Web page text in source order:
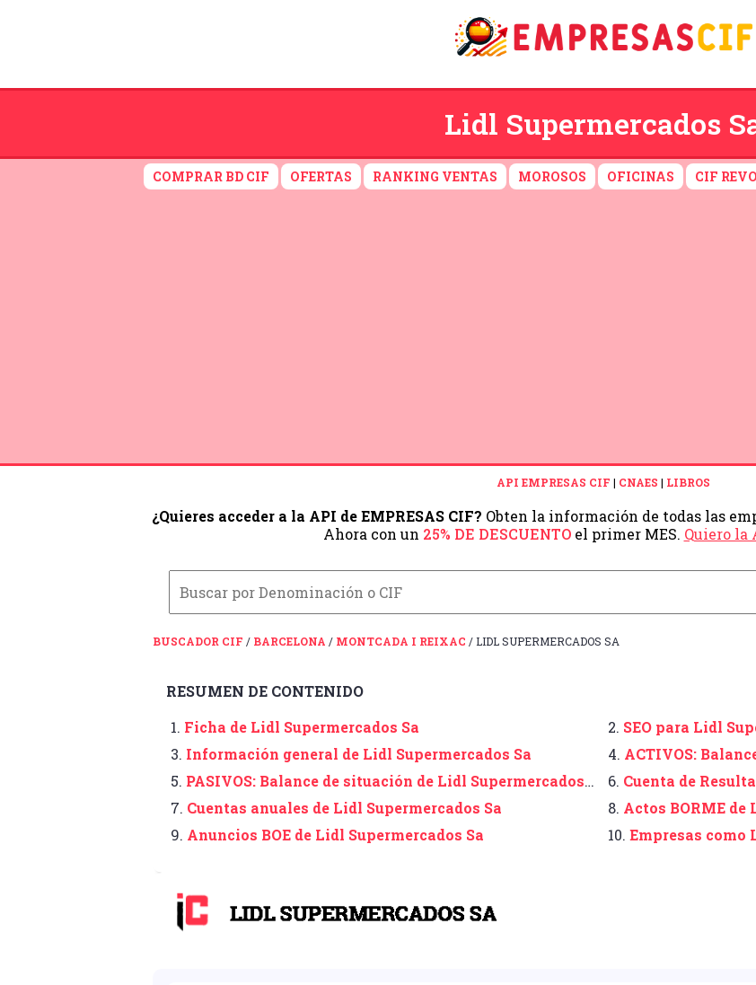
Lidl Supermercados
COMPRAR BD CIF OFERTAS RANKING VENTAS MOROSOS OFICINAS CIF
API EMPRESAS CIF | CNAES | LIBROS
¿Quieres acceder a la API de EMPRESAS CIF? Obten la información de todas las
Ahora con un 25% DE DESCUENTOel primer MES. Quiero la
BUSCADOR CIF / BARCELONA / MONTCADA I REIXAC / LIDL SUPERMERCADOS SA
RESUMEN DE CONTENIDO
1. Ficha de Lidl Supermercados Sa 2. SEO para Lidl
3. Información general de Lidl Supermercados Sa 4. ACTIVOS:
Sa
5. PASIVOS: Balance de situación de Lidl Supermercados
Sa
6. Cuenta de
7. Cuentas anuales de Lidl Supermercados Sa 8. Actos BORME de
9. Anuncios BOE de Lidl Supermercados Sa 10. Empresas como